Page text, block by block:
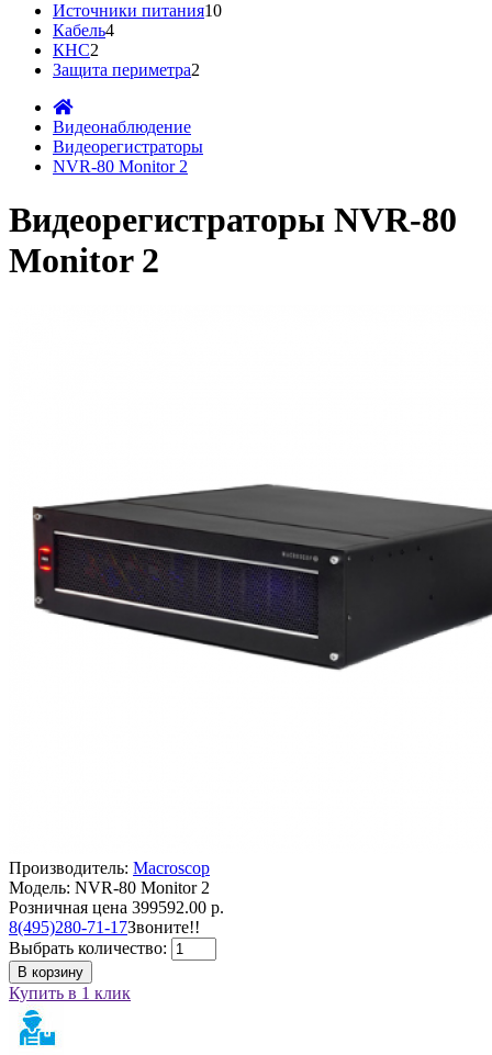
Источники питания10
Кабель4
КНС2
Защита периметра2
Видеонаблюдение
Видеорегистраторы
NVR-80 Monitor 2
Видеорегистраторы NVR-80
Monitor 2
Производитель: Macroscop
Модель: NVR-80 Monitor 2
Розничная цена 399592.00 р.
8(495)280-71-17Звоните!!
Выбрать количество:
В корзину
Купить в 1 клик